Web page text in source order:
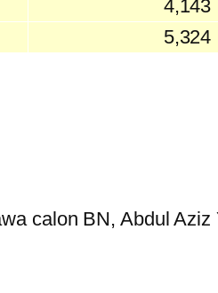
4,143
5,324
calon BN, Abdul Aziz